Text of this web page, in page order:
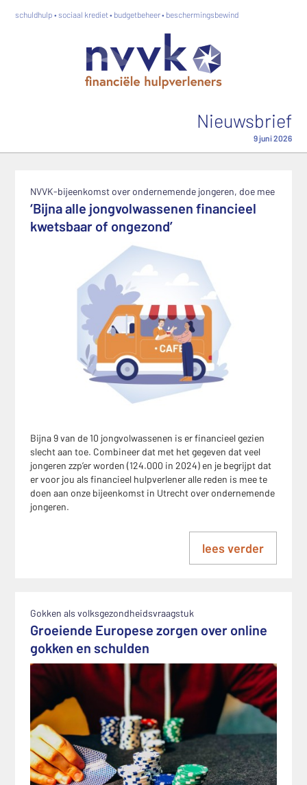
schuldhulp • sociaal krediet • budgetbeheer • beschermingsbewind
Nieuwsbrief
9 juni 2026
NVVK-bijeenkomst over ondernemende jongeren, doe mee
‘Bijna alle jongvolwassenen financieel
kwetsbaar of ongezond’
Bijna 9 van de 10 jongvolwassenen is er financieel gezien
slecht aan toe. Combineer dat met het gegeven dat veel
jongeren zzp’er worden (124.000 in 2024) en je begrijpt dat
er voor jou als financieel hulpverlener alle reden is mee te
doen aan onze bijeenkomst in Utrecht over ondernemende
jongeren.
lees verder
Gokken als volksgezondheidsvraagstuk
Groeiende Europese zorgen over online
gokken en schulden